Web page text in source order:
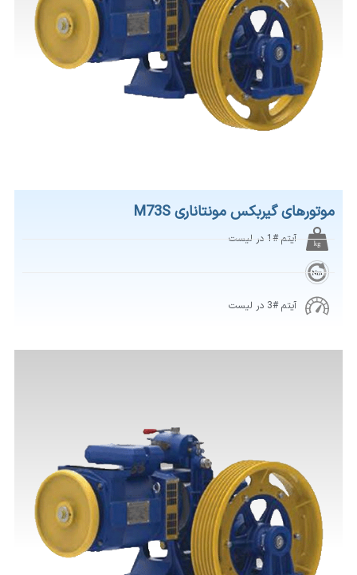
موتورهای گیربکس مونتاناری M73S
آیتم #1 در لیست
آیتم #3 در لیست